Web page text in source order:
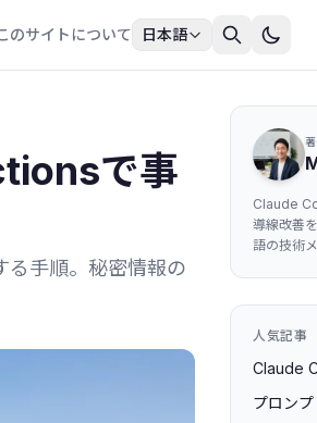
のサイトについて 日本語
で事
手順。秘密情報の
Claude
導線改善
語の技術
人気記事
Claude
プロン